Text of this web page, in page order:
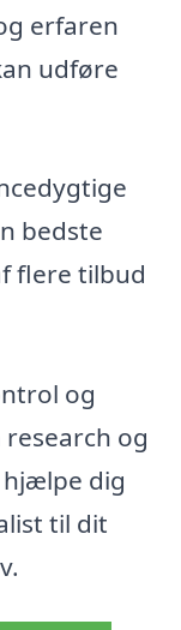
erfaren
udføre
bedste
flere tilbud
og
og
dig
til dit